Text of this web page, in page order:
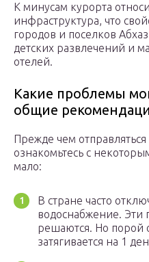
К минусам курорта
инфраструктура, что
городов и поселков
детских развлечений и
отелей.
Какие проблемы
общие
Прежде чем
ознакомьтесь с
мало:
В стране часто
водоснабжение. Эти
решаются. Но порой
затягивается на 1